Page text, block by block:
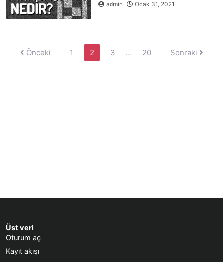
admin Ocak 31, 2021
Önceki 1 2 3 … 20 Sonraki
Üst veri
Oturum aç
Kayıt akışı